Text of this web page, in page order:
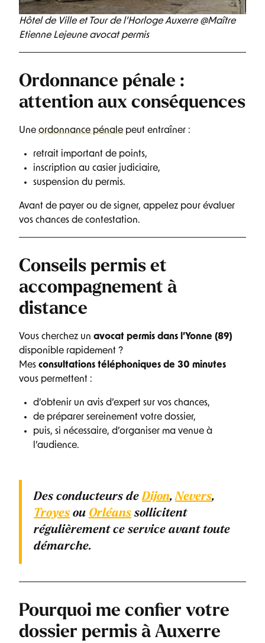
Hôtel de Ville et Tour de l’Horloge Auxerre @Maître
Etienne Lejeune avocat permis
Ordonnance pénale :
attention aux conséquences
Une ordonnance pénale peut entraîner :
retrait important de points,
inscription au casier judiciaire,
suspension du permis.
Avant de payer ou de signer, appelez pour évaluer
vos chances de contestation.
Conseils permis et
accompagnement à
distance
Vous cherchez un avocat permis dans l’Yonne (89)
disponible rapidement ?
Mes consultations téléphoniques de 30 minutes
vous permettent :
d’obtenir un avis d’expert sur vos chances,
de préparer sereinement votre dossier,
puis, si nécessaire, d’organiser ma venue à
l’audience.
Des conducteurs deDijon,Nevers,
Troyes ou Orléans sollicitent
régulièrement ce service avant toute
démarche.
Pourquoi me confier votre
dossier permis à Auxerre